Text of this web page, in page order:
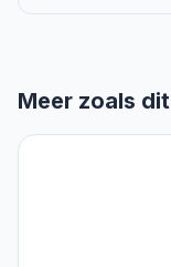
Meer zoals dit